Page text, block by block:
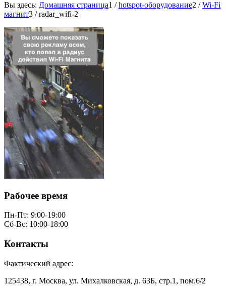
Вы здесь: Домашняя страница1 / hotspot-оборудование2 / Wi-Fi
магнит3 / radar_wifi-2
Рабочее время
Пн-Пт: 9:00-19:00
Сб-Вс: 10:00-18:00
Контакты
Фактический адрес:
125438, г. Москва, ул. Михалковская, д. 63Б, стр.1, пом.6/2